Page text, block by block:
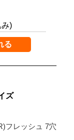
)
ズ
フレッシュ 7穴